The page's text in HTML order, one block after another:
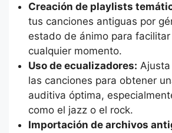
Creación de playlists
tus canciones antiguas por
estado de ánimo para
cualquier momento.
Uso de ecualizadores:
las canciones para obtener
auditiva óptima,
como el jazz o el rock.
Importación de archivos